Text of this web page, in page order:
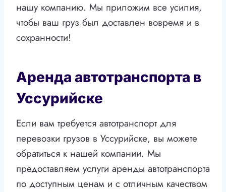
нашу компанию. Мы приложим все усилия,
чтобы ваш груз был доставлен вовремя и в
сохранности!
Аренда автотранспорта в
Уссурийске
Если вам требуется автотранспорт для
перевозки грузов в Уссурийске, вы можете
обратиться к нашей компании. Мы
предоставляем услуги аренды автотранспорта
по доступным ценам и с отличным качеством